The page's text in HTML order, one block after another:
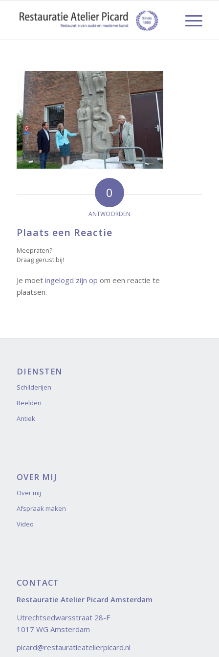
0
ANTWOORDEN
Plaats een Reactie
Meepraten?
Draag gerust bij!
Je moet ingelogd zijn op om een reactie te
plaatsen.
DIENSTEN
Schilderijen
Beelden
Antiek
OVER MIJ
Over mij
Afspraak maken
Video
CONTACT
Restauratie Atelier Picard Amsterdam
Utrechtsedwarsstraat 28-F
1017 WG Amsterdam
picard@restauratieatelierpicard.nl